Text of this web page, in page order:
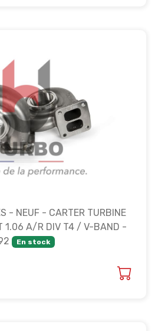
- NEUF - CARTER TURBINE
1.06 A/R DIV T4 / V-BAND -
En stock